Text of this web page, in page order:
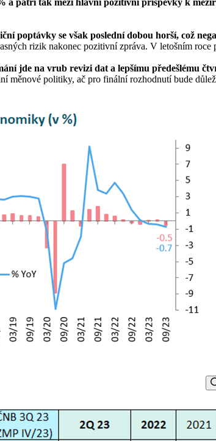
se však poslední dobou horší, což
rizik nakonec pozitivní zpráva. V letošním roce
jde na vrub revizi dat a lepšímu předešlému
politiky, ač pro finální rozhodnutí bude